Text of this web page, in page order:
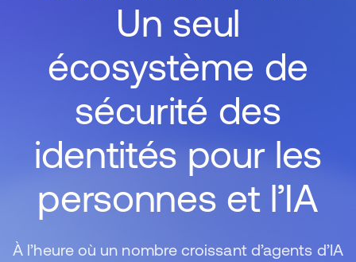
Un seul
écosystème de
sécurité des
identités pour les
personnes et l’IA
À l’heure où un nombre croissant d’agents d’IA